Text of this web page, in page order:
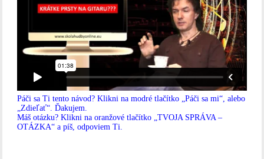
Páči sa Ti tento návod? Klikni na modré tlačítko „Páči sa mi“, alebo
„Zdieľať“. Ďakujem.
Máš otázku? Klikni na oranžové tlačítko „TVOJA SPRÁVA –
OTÁZKA“ a píš, odpoviem Ti.